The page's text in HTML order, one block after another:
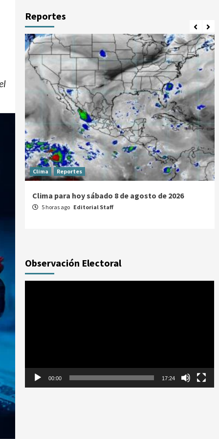
Reportes
Clima Reportes
Clima para hoy sábado 8 de agosto de 2026
5 horas ago Editorial Staff
Observación Electoral
00:00 17:24